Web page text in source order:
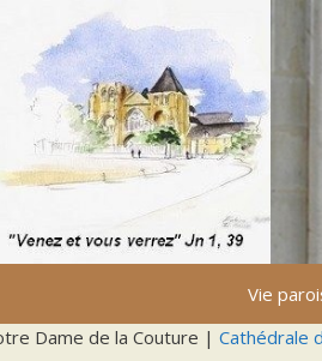
Vie
Dame de la Couture | Cathédrale